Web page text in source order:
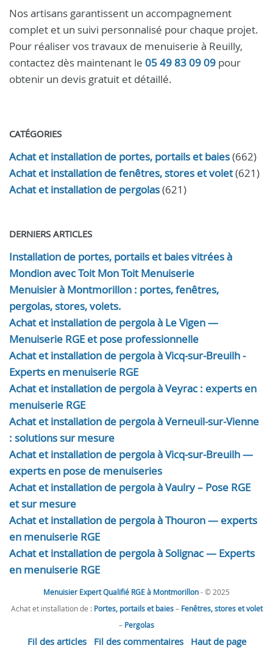
Nos artisans garantissent un accompagnement
complet et un suivi personnalisé pour chaque projet.
Pour réaliser vos travaux de menuiserie à Reuilly,
contactez dès maintenant le 05 49 83 09 09 pour
obtenir un devis gratuit et détaillé.
CATÉGORIES
Achat et installation de portes, portails et baies(662)
Achat et installation de fenêtres, stores et volet(621)
Achat et installation de pergolas(621)
DERNIERS ARTICLES
Installation de portes, portails et baies vitrées à
Mondion avec Toit Mon Toit Menuiserie
Menuisier à Montmorillon : portes, fenêtres,
pergolas, stores, volets.
Achat et installation de pergola à Le Vigen —
Menuiserie RGE et pose professionnelle
Achat et installation de pergola à Vicq-sur-Breuilh -
Experts en menuiserie RGE
Achat et installation de pergola à Veyrac : experts en
menuiserie RGE
Achat et installation de pergola à Verneuil-sur-Vienne
: solutions sur mesure
Achat et installation de pergola à Vicq-sur-Breuilh —
experts en pose de menuiseries
Achat et installation de pergola à Vaulry – Pose RGE
et sur mesure
Achat et installation de pergola à Thouron — experts
en menuiserie RGE
Achat et installation de pergola à Solignac — Experts
en menuiserie RGE
Menuisier Expert Qualifié RGE à Montmorillon- © 2025
Achat et installation de : Portes, portails et baies– Fenêtres, stores et volet
– Pergolas
Fil des articles Fil des commentaires Haut de page